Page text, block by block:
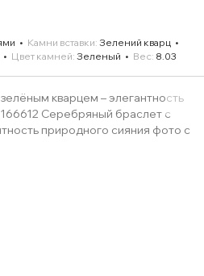
Камни вставки Зелений кварц
Цвет камней Зеленый Вес 8.03